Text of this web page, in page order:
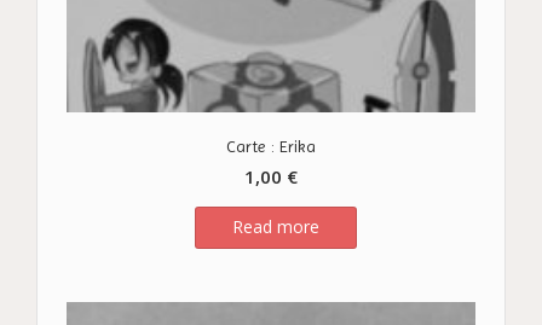
Carte : Erika
1,00 €
Read more